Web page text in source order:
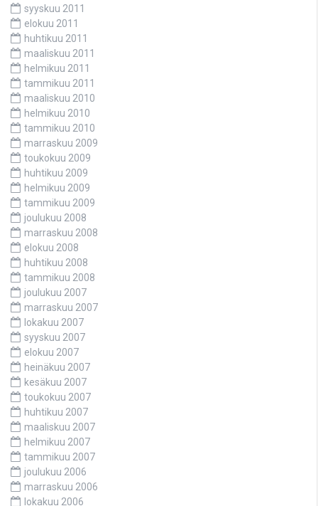
syyskuu 2011
elokuu 2011
huhtikuu 2011
maaliskuu 2011
helmikuu 2011
tammikuu 2011
maaliskuu 2010
helmikuu 2010
tammikuu 2010
marraskuu 2009
toukokuu 2009
huhtikuu 2009
helmikuu 2009
tammikuu 2009
joulukuu 2008
marraskuu 2008
elokuu 2008
huhtikuu 2008
tammikuu 2008
joulukuu 2007
marraskuu 2007
lokakuu 2007
syyskuu 2007
elokuu 2007
heinäkuu 2007
kesäkuu 2007
toukokuu 2007
huhtikuu 2007
maaliskuu 2007
helmikuu 2007
tammikuu 2007
joulukuu 2006
marraskuu 2006
lokakuu 2006